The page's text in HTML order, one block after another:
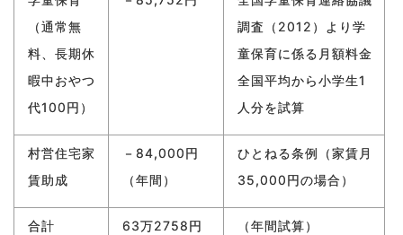
（通常無
料、長期休
暇中おやつ
代100円）
調査（2012）より学
童保育に係る月額料金
全国平均から小学生1
人分を試算
村営住宅家
賃助成
－84,000円
（年間）
ひとねる条例（家賃月
35,000円の場合）
合計 63万2758円 （年間試算）